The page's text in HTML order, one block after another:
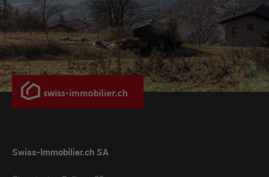
Swiss-Immobilier.ch SA